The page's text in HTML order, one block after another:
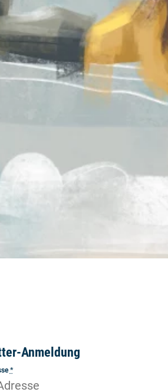
Anmeldung
*